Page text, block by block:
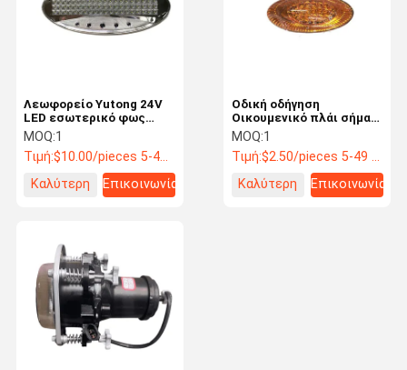
Λεωφορείο Yutong 24V
LED εσωτερικό φως
οροφής υψηλή
φωτεινότητα ζεστό
δροσερό πολυχρωματικό
ανταλλακτικά
MOQ:1
Τιμή:$10.00/pieces 5-49 pieces
Καλύτερη
Επικοινωνία
Οδική οδήγηση
Οικουμενικό πλάι σήμα
στροφής ZX527 LED
σταγόνα νερού 5000h 3M
κόλλα GB ECE Οδική
οδήγηση ανταλλακτικά
4111-00300
MOQ:1
Τιμή:$2.50/pieces 5-49 pieces
Καλύτερη
Επικοινωνία